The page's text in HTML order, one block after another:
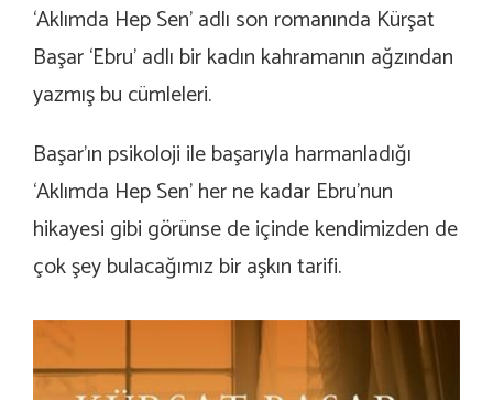
‘Aklımda Hep Sen’ adlı son romanında Kürşat
Başar ‘Ebru’ adlı bir kadın kahramanın ağzından
yazmış bu cümleleri.
Başar’ın psikoloji ile başarıyla harmanladığı
‘Aklımda Hep Sen’ her ne kadar Ebru’nun
hikayesi gibi görünse de içinde kendimizden de
çok şey bulacağımız bir aşkın tarifi.